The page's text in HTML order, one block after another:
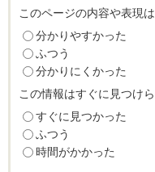
このページの内容や表現
分かりやすかった
ふつう
分かりにくかった
この情報はすぐに見つけ
すぐに見つかった
ふつう
時間がかかった